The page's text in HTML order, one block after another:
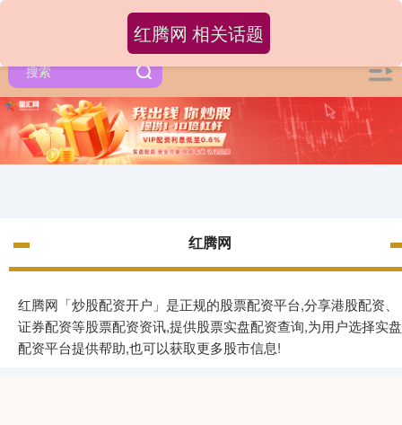
红腾网
红腾网「炒股配资开户」是正规的股票配资平台,分享港股配资、
证券配资等股票配资资讯,提供股票实盘配资查询,为用户选择实盘
配资平台提供帮助,也可以获取更多股市信息!
红腾网 相关话题